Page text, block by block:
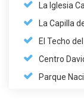
La Iglesia
La Capilla
El Techo
Centro
Parque